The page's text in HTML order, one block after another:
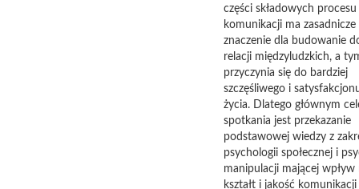
części składowych procesu
komunikacji ma zasadnicze
znaczenie dla budowanie
relacji międzyludzkich, a
przyczynia się do bardziej
szczęśliwego i
życia. Dlatego głównym
spotkania jest przekazanie
podstawowej wiedzy z
psychologii społecznej i
manipulacji mającej wpływ
kształt i jakość komunikacji